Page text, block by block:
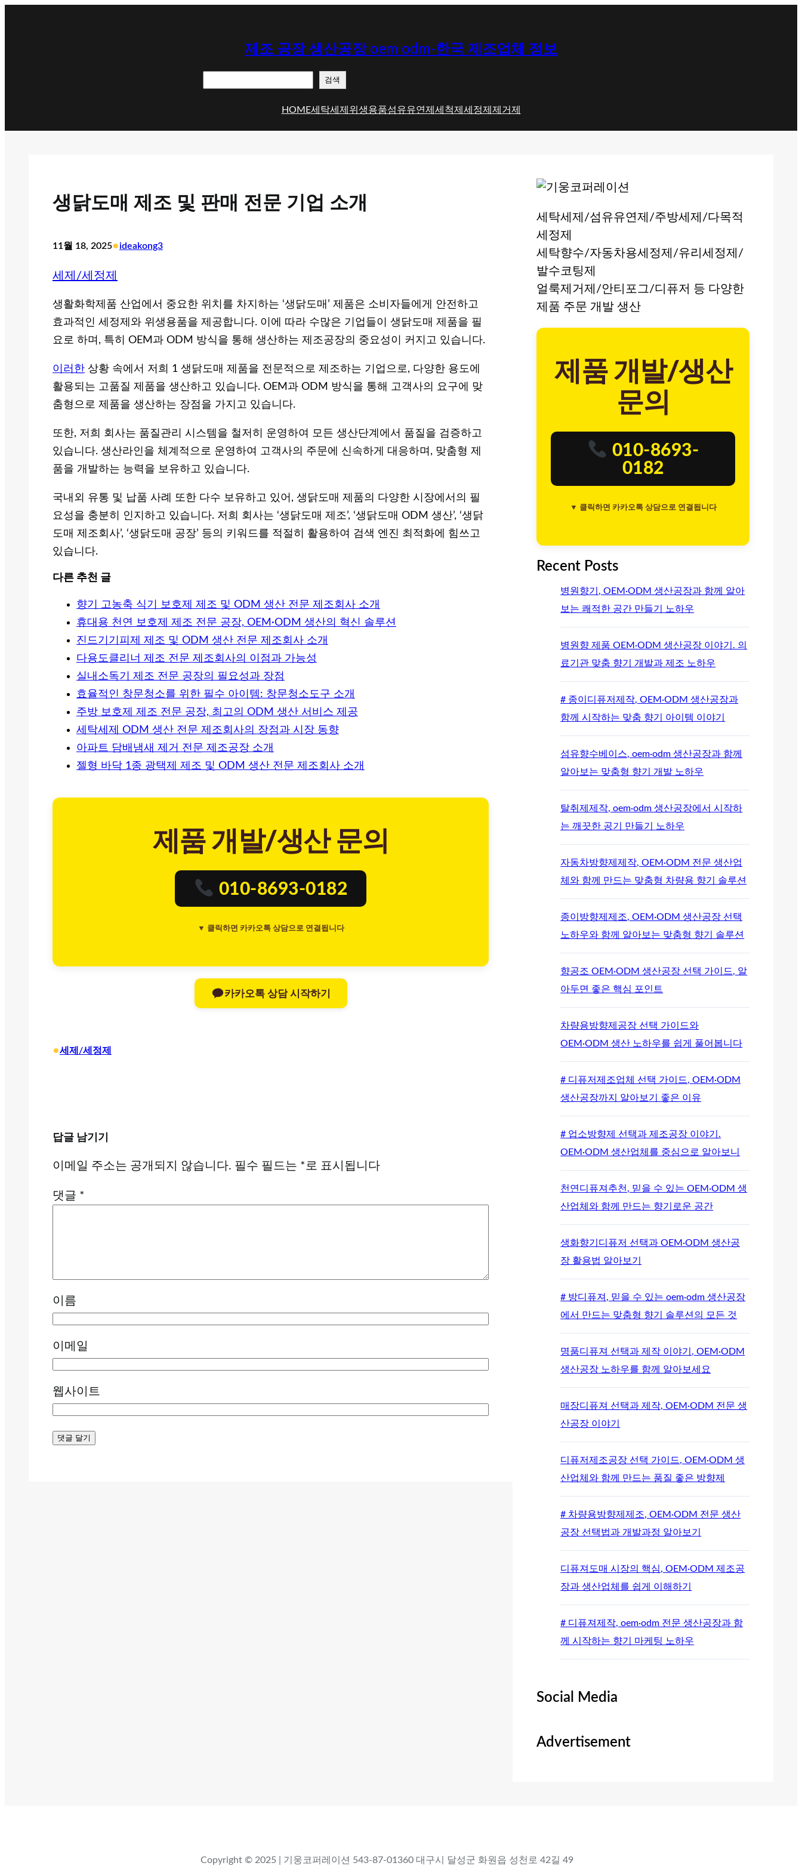
제조 공장 생산공장 oem odm-한국 제조업체 정보
검색
HOME세탁세제 위생용품섬유유연제 세척제 세정제 제거제
생닭도매 제조 및 판매 전문 기업 소개
11월 18, 2025•ideakong3
세제/세정제
생활화학제품 산업에서 중요한 위치를 차지하는 ‘생닭도매’ 제품은 소비자들에게 안전하고
효과적인 세정제와 위생용품을 제공합니다. 이에 따라 수많은 기업들이 생닭도매 제품을 필
요로 하며, 특히 OEM과 ODM 방식을 통해 생산하는 제조공장의 중요성이 커지고 있습니다.
이러한 상황 속에서 저희 1 생닭도매 제품을 전문적으로 제조하는 기업으로, 다양한 용도에
활용되는 고품질 제품을 생산하고 있습니다. OEM과 ODM 방식을 통해 고객사의 요구에 맞
춤형으로 제품을 생산하는 장점을 가지고 있습니다.
또한, 저희 회사는 품질관리 시스템을 철저히 운영하여 모든 생산단계에서 품질을 검증하고
있습니다. 생산라인을 체계적으로 운영하여 고객사의 주문에 신속하게 대응하며, 맞춤형 제
품을 개발하는 능력을 보유하고 있습니다.
국내외 유통 및 납품 사례 또한 다수 보유하고 있어, 생닭도매 제품의 다양한 시장에서의 필
요성을 충분히 인지하고 있습니다. 저희 회사는 ‘생닭도매 제조’, ‘생닭도매 ODM 생산’, ‘생닭
도매 제조회사’, ‘생닭도매 공장’ 등의 키워드를 적절히 활용하여 검색 엔진 최적화에 힘쓰고
있습니다.
다른 추천 글
향기 고농축 식기 보호제 제조 및 ODM 생산 전문 제조회사 소개
휴대용 천연 보호제 제조 전문 공장, OEM·ODM 생산의 혁신 솔루션
진드기기피제 제조 및 ODM 생산 전문 제조회사 소개
다용도클리너 제조 전문 제조회사의 이점과 가능성
실내소독기 제조 전문 공장의 필요성과 장점
효율적인 창문청소를 위한 필수 아이템: 창문청소도구 소개
주방 보호제 제조 전문 공장, 최고의 ODM 생산 서비스 제공
세탁세제 ODM 생산 전문 제조회사의 장점과 시장 동향
아파트 담배냄새 제거 전문 제조공장 소개
젤형 바닥 1종 광택제 제조 및 ODM 생산 전문 제조회사 소개
제품 개발/생산 문의
010-8693-0182
▼ 클릭하면 카카오톡 상담으로 연결됩니다
카카오톡 상담 시작하기
•세제/세정제
답글 남기기
이메일 주소는 공개되지 않습니다. 필수 필드는 *로 표시됩니다
댓글 *
이름
이메일
웹사이트
세탁세제/섬유유연제/주방세제/다목적
세정제
세탁향수/자동차용세정제/유리세정제/
발수코팅제
얼룩제거제/안티포그/디퓨저 등 다양한
제품 주문 개발 생산
제품 개발/생산
문의
010-8693-
0182
▼ 클릭하면 카카오톡 상담으로 연결됩니다
Recent Posts
병원향기, OEM·ODM 생산공장과 함께 알아
보는 쾌적한 공간 만들기 노하우
병원향 제품 OEM·ODM 생산공장 이야기. 의
료기관 맞춤 향기 개발과 제조 노하우
# 종이디퓨저제작, OEM·ODM 생산공장과
함께 시작하는 맞춤 향기 아이템 이야기
섬유향수베이스, oem·odm 생산공장과 함께
알아보는 맞춤형 향기 개발 노하우
탈취제제작, oem·odm 생산공장에서 시작하
는 깨끗한 공기 만들기 노하우
자동차방향제제작, OEM·ODM 전문 생산업
체와 함께 만드는 맞춤형 차량용 향기 솔루션
종이방향제제조, OEM·ODM 생산공장 선택
노하우와 함께 알아보는 맞춤형 향기 솔루션
향공조 OEM·ODM 생산공장 선택 가이드, 알
아두면 좋은 핵심 포인트
차량용방향제공장 선택 가이드와
OEM·ODM 생산 노하우를 쉽게 풀어봅니다
# 디퓨저제조업체 선택 가이드, OEM·ODM
생산공장까지 알아보기 좋은 이유
# 업소방향제 선택과 제조공장 이야기.
OEM·ODM 생산업체를 중심으로 알아보니
천연디퓨져추천, 믿을 수 있는 OEM·ODM 생
산업체와 함께 만드는 향기로운 공간
생화향기디퓨저 선택과 OEM·ODM 생산공
장 활용법 알아보기
# 방디퓨져, 믿을 수 있는 oem·odm 생산공장
에서 만드는 맞춤형 향기 솔루션의 모든 것
명품디퓨져 선택과 제작 이야기, OEM·ODM
생산공장 노하우를 함께 알아보세요
매장디퓨져 선택과 제작, OEM·ODM 전문 생
산공장 이야기
디퓨저제조공장 선택 가이드, OEM·ODM 생
산업체와 함께 만드는 품질 좋은 방향제
# 차량용방향제제조, OEM·ODM 전문 생산
공장 선택법과 개발과정 알아보기
디퓨져도매 시장의 핵심, OEM·ODM 제조공
장과 생산업체를 쉽게 이해하기
# 디퓨져제작, oem·odm 전문 생산공장과 함
께 시작하는 향기 마케팅 노하우
Social Media
Advertisement
Copyright © 2025 | 기웅코퍼레이션 543-87-01360 대구시 달성군 화원읍 성천로 42길 49